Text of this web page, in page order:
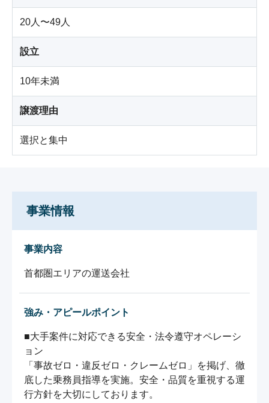
20人〜49人
設立
10年未満
譲渡理由
選択と集中
事業情報
事業内容
首都圏エリアの運送会社
強み・アピールポイント
■大手案件に対応できる安全・法令遵守オペレーシ
ョン
「事故ゼロ・違反ゼロ・クレームゼロ」を掲げ、徹
底した乗務員指導を実施。安全・品質を重視する運
行方針を大切にしております。